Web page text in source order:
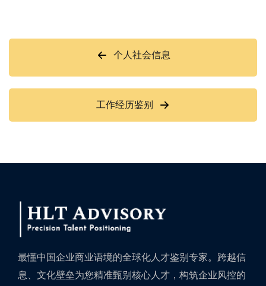
个人社会信息
工作经历鉴别
最懂中国企业商业语境的全球化人才鉴别专家。跨越信
息、文化壁垒为您精准甄别核心人才，构筑企业风控的